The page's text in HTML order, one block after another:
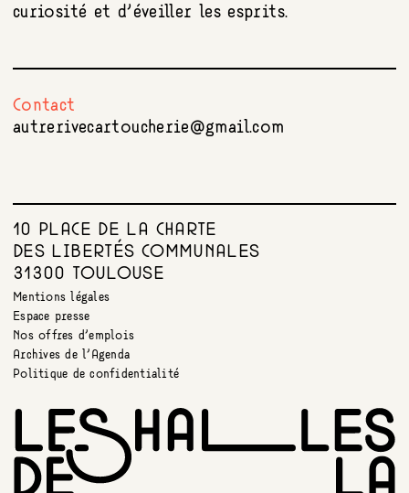
curiosité et d’éveiller les esprits.
Contact
autrerivecartoucherie@gmail.com
10 PLACE DE LA CHARTE
DES LIBERTÉS COMMUNALES
31300 TOULOUSE
Mentions légales
Espace presse
Nos offres d’emplois
Archives de l’Agenda
Politique de confidentialité